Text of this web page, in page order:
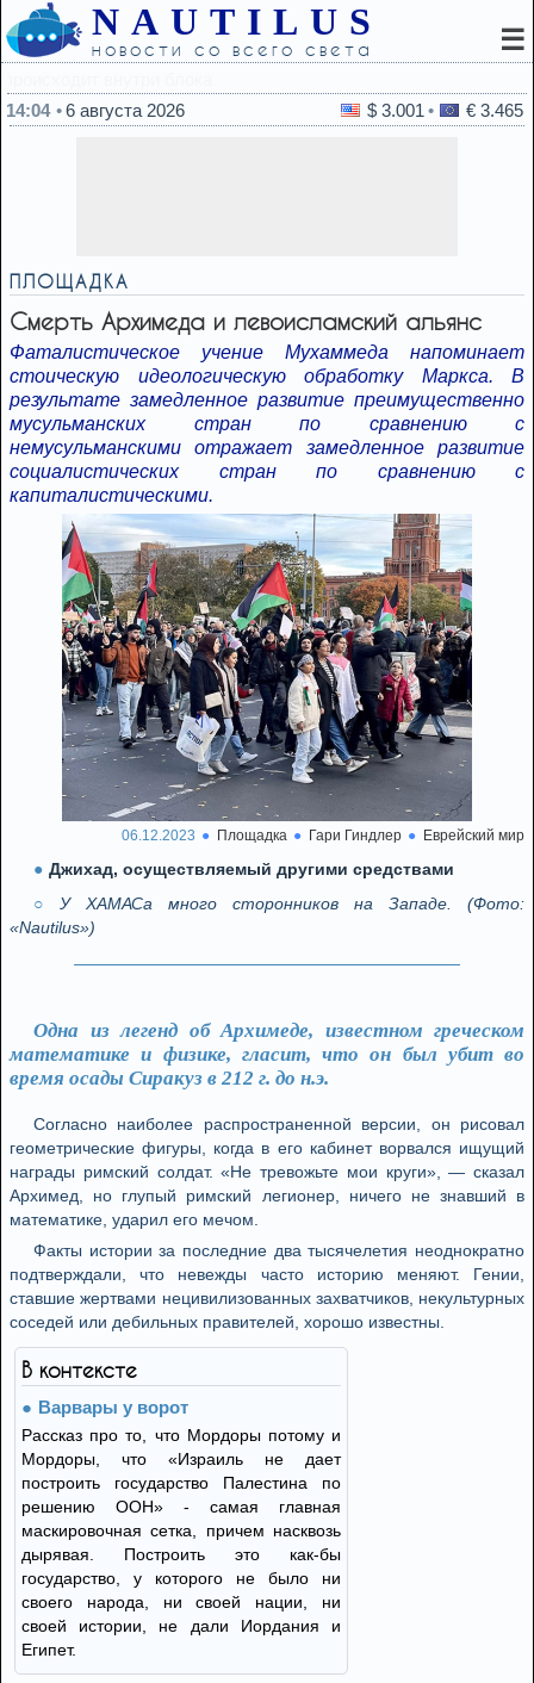
NAUTILUS
новости со всего света ☰
14:04
6 августа 2026 $ 3.001 € 3.465
ПЛОЩАДКА
Смерть Архимеда и левоисламский альянс
Фаталистическое учение Мухаммеда напоминает
стоическую идеологическую обработку Маркса. В
результате замедленное развитие преимущественно
мусульманских стран по сравнению с
немусульманскими отражает замедленное развитие
социалистических стран по сравнению с
капиталистическими.
06.12.2023 Площадка Гари Гиндлер Еврейский мир
Джихад, осуществляемый другими средствами
У ХАМАСа много сторонников на Западе. (Фото:
«Nautilus»)
Одна из легенд об Архимеде, известном греческом
математике и физике, гласит, что он был убит во
время осады Сиракуз в 212 г. до н.э.
Согласно наиболее распространенной версии, он рисовал
геометрические фигуры, когда в его кабинет ворвался ищущий
награды римский солдат. «Не тревожьте мои круги», — сказал
Архимед, но глупый римский легионер, ничего не знавший в
математике, ударил его мечом.
Факты истории за последние два тысячелетия неоднократно
подтверждали, что невежды часто историю меняют. Гении,
ставшие жертвами нецивилизованных захватчиков, некультурных
соседей или дебильных правителей, хорошо известны.
В контексте
Варвары у ворот
Рассказ про то, что Мордоры потому и
Мордоры, что «Израиль не дает
построить государство Палестина по
решению ООН» - самая главная
маскировочная сетка, причем насквозь
дырявая. Построить это как-бы
государство, у которого не было ни
своего народа, ни своей нации, ни
своей истории, не дали Иордания и
Египет.